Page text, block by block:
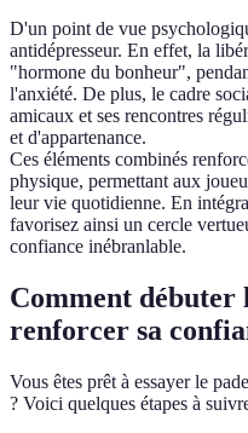
D'un point de vue
antidépresseur. En effet, la
"hormone du bonheur",
l'anxiété. De plus, le cadre
amicaux et ses rencontres
et d'appartenance.
Ces éléments combinés
physique, permettant aux
leur vie quotidienne. En
favorisez ainsi un cercle
confiance inébranlable.
Comment débuter
renforcer sa
Vous êtes prêt à essayer le
? Voici quelques étapes à